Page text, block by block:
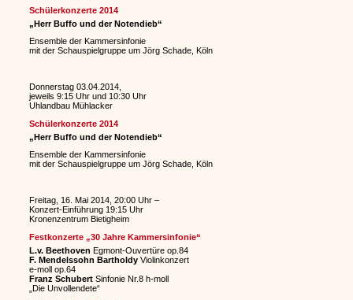
Schülerkonzerte 2014
„Herr Buffo und der Notendieb“
Ensemble der Kammersinfonie
mit der Schauspielgruppe um Jörg Schade, Köln
Donnerstag 03.04.2014,
jeweils 9:15 Uhr und 10:30 Uhr
Uhlandbau Mühlacker
Schülerkonzerte 2014
„Herr Buffo und der Notendieb“
Ensemble der Kammersinfonie
mit der Schauspielgruppe um Jörg Schade, Köln
Freitag, 16. Mai 2014, 20:00 Uhr –
Konzert-Einführung 19:15 Uhr
Kronenzentrum Bietigheim
Festkonzerte „30 Jahre Kammersinfonie“
L.v. Beethoven Egmont-Ouvertüre op.84
F. Mendelssohn Bartholdy Violinkonzert
e-moll op.64
Franz SchubertSinfonie Nr.8 h-moll
„Die Unvollendete“